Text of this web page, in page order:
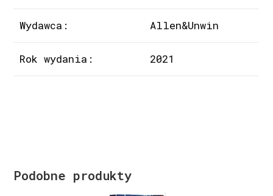
Wydawca: Allen&Unwin
Rok wydania: 2021
Podobne produkty